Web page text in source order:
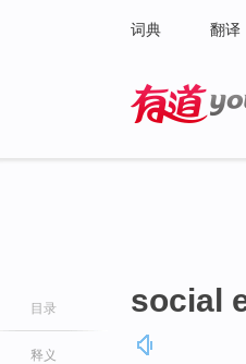
词典 翻译
目录
释义
social